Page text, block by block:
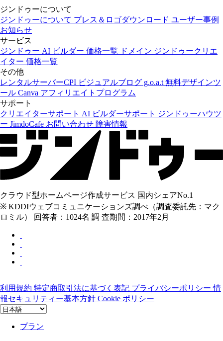
ジンドゥーについて
ジンドゥーについて プレス＆ロゴダウンロード ユーザー事例
お知らせ
サービス
ジンドゥー AI ビルダー 価格一覧 ドメイン ジンドゥークリエ
イター 価格一覧
その他
レンタルサーバーCPI ビジュアルブログ g.o.a.t 無料デザインツ
ール Canva アフィリエイトプログラム
サポート
クリエイターサポート AI ビルダーサポート ジンドゥーハウツ
ー JimdoCafe お問い合わせ 障害情報
クラウド型ホームページ作成サービス 国内シェアNo.1
※ KDDIウェブコミュニケーションズ調べ（調査委託先：マク
ロミル） 回答者：1024名 調 査期間：2017年2月
利用規約 特定商取引法に基づく表記 プライバシーポリシー情
報セキュリティー基本方針 Cookie ポリシー
プラン